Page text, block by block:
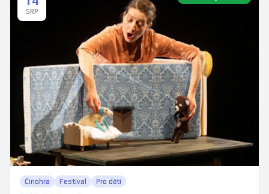
SRP
Činohra Festival Pro děti